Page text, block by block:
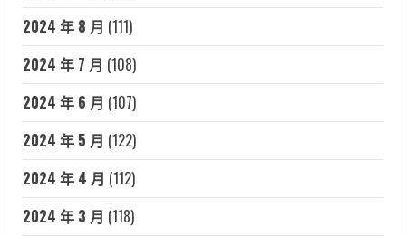
2024 年 8 月 (111)
2024 年 7 月 (108)
2024 年 6 月 (107)
2024 年 5 月 (122)
2024 年 4 月 (112)
2024 年 3 月 (118)